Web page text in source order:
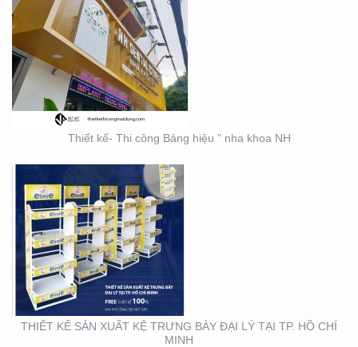
Thiết kế- Thi công Bảng hiệu ” nha khoa NH
THIẾT KẾ SẢN XUẤT KỆ
TRƯNG BÀY ĐẠI LÝ TẠI
TP. HỒ CHÍ MINH
THIẾT KẾ SẢN XUẤT KỆ TRƯNG BÀY ĐẠI LÝ TẠI TP. HỒ CHÍ
MINH
THIẾT KẾ THI CÔNG KỆ
TRƯNG BÀY SẢN PHẨM
TẠI TP. HỒ CHÍ MINH